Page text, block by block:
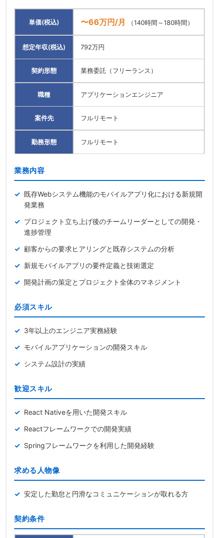
単価(税込) 〜66万円/月 （140時間～180時間）
想定年収(税込) 792万円
契約形態 業務委託（フリーランス）
職種 アプリケーションエンジニア
案件先 フルリモート
勤務形態 フルリモート
業務内容
既存Webシステム機能のモバイルアプリ化における新規開
発業務
プロジェクト立ち上げ後のチームリーダーとしての開発・
進捗管理
顧客からの要求ヒアリングと既存システムの分析
新規モバイルアプリの要件定義と技術選定
開発計画の策定とプロジェクト全体のマネジメント
必須スキル
3年以上のエンジニア実務経験
モバイルアプリケーションの開発スキル
システム設計の実績
歓迎スキル
React Nativeを用いた開発スキル
Reactフレームワークでの開発実績
Springフレームワークを利用した開発経験
求める人物像
安定した勤怠と円滑なコミュニケーションが取れる方
契約条件